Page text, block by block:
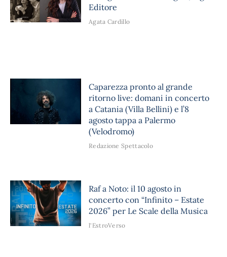
Editore
Agata Cardillo
Caparezza pronto al grande
ritorno live: domani in concerto
a Catania (Villa Bellini) e l’8
agosto tappa a Palermo
(Velodromo)
Redazione Spettacolo
Raf a Noto: il 10 agosto in
concerto con “Infinito – Estate
2026” per Le Scale della Musica
l'EstroVerso